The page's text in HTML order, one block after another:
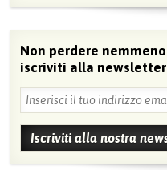
Non perdere
iscriviti alla